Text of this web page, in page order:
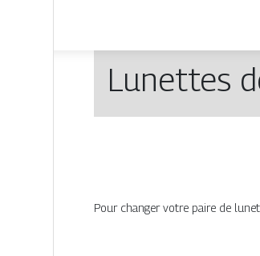
Lunettes
Pour changer votre paire de